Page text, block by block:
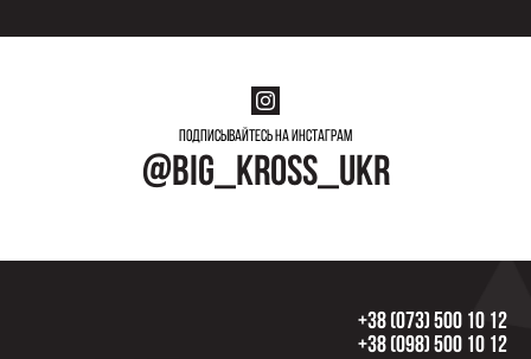
Подписывайтесь на инстаграм
@big_kross_ukr
+38 (073) 500 10 12
+38 (098) 500 10 12